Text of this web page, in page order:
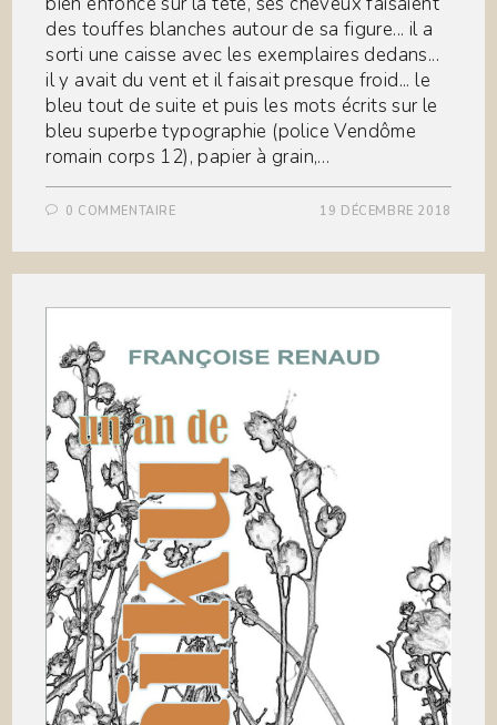
des touffes blanches autour de sa figure... il a
sorti une caisse avec les exemplaires dedans...
il y avait du vent et il faisait presque froid... le
bleu tout de suite et puis les mots écrits sur le
bleu superbe typographie (police Vendôme
romain corps 12), papier à grain,…
0 COMMENTAIRE 19 DÉCEMBRE 2018